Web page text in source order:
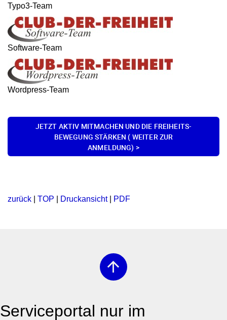
Typo3-Team
Software-Team
Wordpress-Team
JETZT AKTIV MITMACHEN UND DIE FREIHEITS-
BEWEGUNG STÄRKEN ( WEITER ZUR
ANMELDUNG) >
zurück TOP Druckansicht| PDF
arrow_upward
Serviceportal nur im